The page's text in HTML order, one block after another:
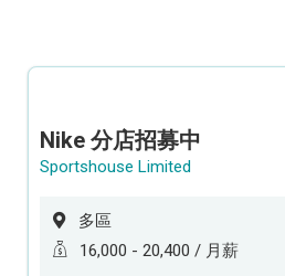
Nike 分店招募中
Sportshouse Limited
多區
16,000 - 20,400 / 月薪